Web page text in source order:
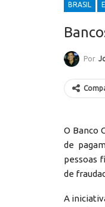
BRASIL
Por
O Banco
de
pessoas
de
A